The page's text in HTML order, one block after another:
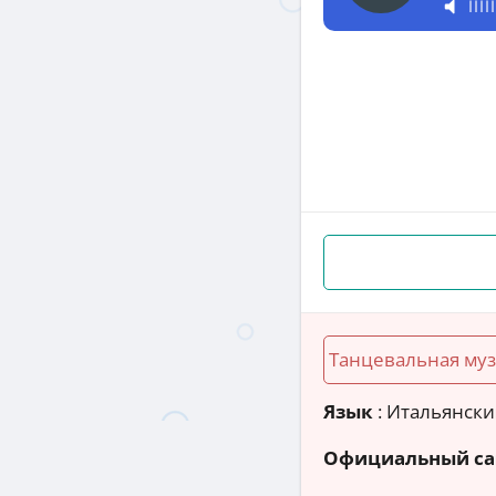
Танцевальная
Язык :
Официальный